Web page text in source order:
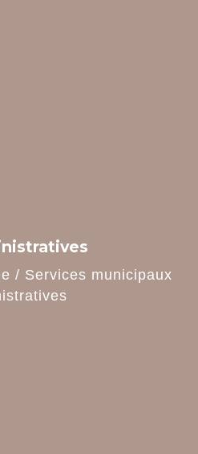
/ Services municipaux